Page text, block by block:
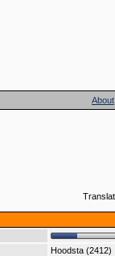
About
Hoodsta (2412)